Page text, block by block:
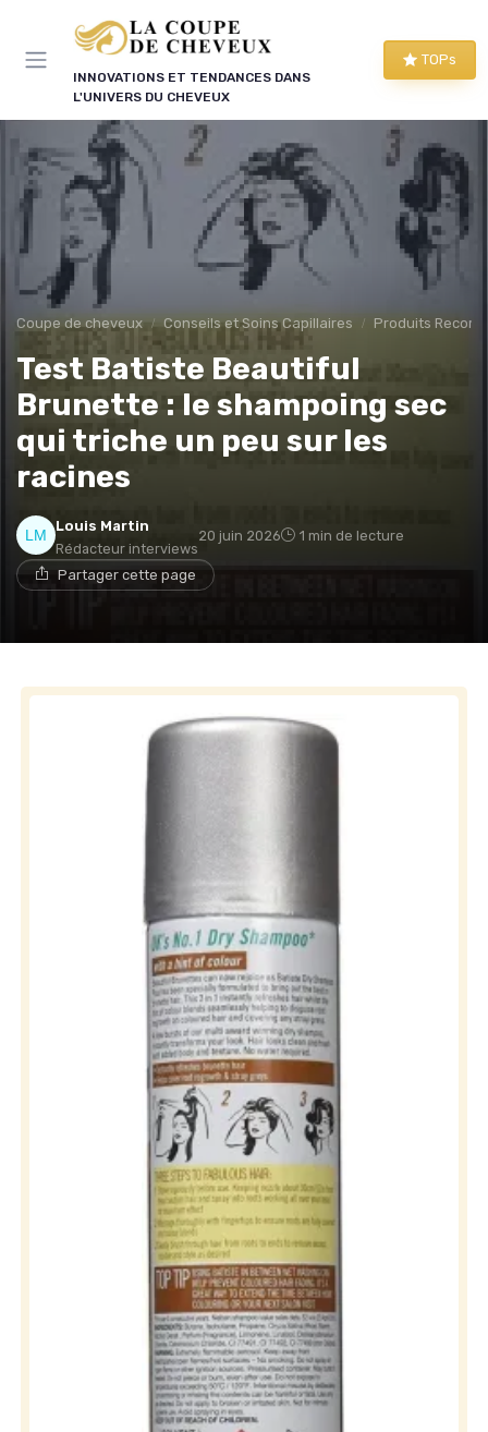
INNOVATIONS ET TENDANCES DANS
L'UNIVERS DU CHEVEUX
TOPs
Coupe de cheveux Conseils et Soins Capillaires Produits
Test Batiste Beautiful
Brunette : le shampoing sec
qui triche un peu sur les
racines
Louis Martin
Rédacteur interviews
20 juin 2026 1 min de lecture
Partager cette page